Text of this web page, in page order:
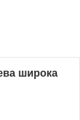
широка